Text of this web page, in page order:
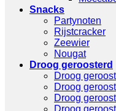
Snacks
Partynoten
Rijstcracker
Zeewier
Nougat
Droog geroosterd
Droog
Droog
Droog
Droog